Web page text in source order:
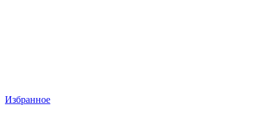
Избранное